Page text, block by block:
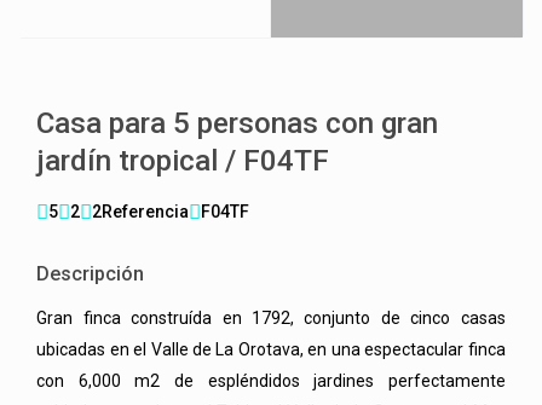
Casa para 5 personas con gran
jardín tropical / F04TF
5 2 2Referencia F04TF
Descripción
Gran finca construída en 1792, conjunto de cinco casas
ubicadas en el Valle de La Orotava, en una espectacular finca
con 6,000 m2 de espléndidos jardines perfectamente